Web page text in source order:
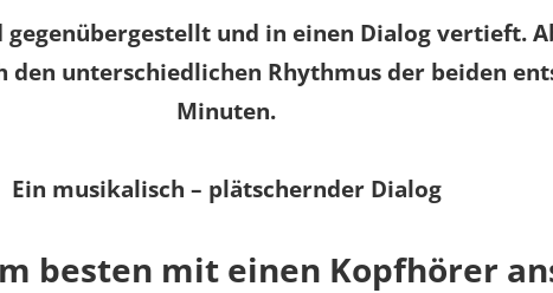
und in einen Dialog vertieft.
den unterschiedlichen Rhythmus der beiden
Minuten.
Ein musikalisch – plätschernder Dialog
besten mit einen Kopfhörer